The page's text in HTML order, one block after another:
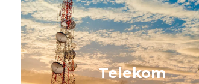
Telekom